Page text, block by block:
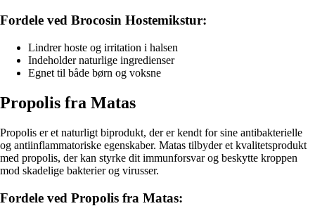
Fordele ved Brocosin Hostemikstur:
Lindrer hoste og irritation i halsen
Indeholder naturlige ingredienser
Egnet til både børn og voksne
Propolis fra Matas
Propolis er et naturligt biprodukt, der er kendt for sine antibakterielle
og antiinflammatoriske egenskaber. Matas tilbyder et kvalitetsprodukt
med propolis, der kan styrke dit immunforsvar og beskytte kroppen
mod skadelige bakterier og virusser.
Fordele ved Propolis fra Matas: